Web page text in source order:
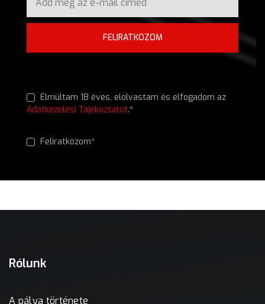
FELIRATKOZOM
Elmúltam 18 éves, elolvastam és elfogadom az
Adatkezelési Tájékoztatót.*
Feliratkozom*
Rólunk
A pálya története